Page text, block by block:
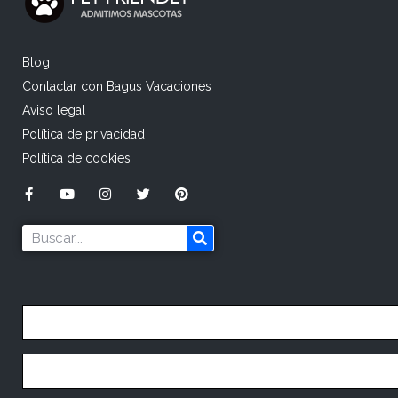
Blog
Contactar con Bagus Vacaciones
Aviso legal
Política de privacidad
Política de cookies